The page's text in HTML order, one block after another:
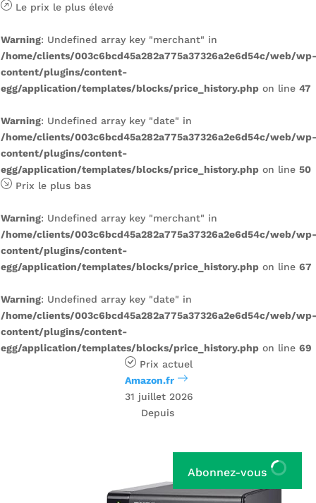
Le prix le plus élevé
Warning: Undefined array key "merchant" in
/home/clients/003c6bcd45a282a775a37326a2e6d54c/web/
content/plugins/content-
egg/application/templates/blocks/price_history.php on line47
Warning: Undefined array key "date" in
/home/clients/003c6bcd45a282a775a37326a2e6d54c/web/
content/plugins/content-
egg/application/templates/blocks/price_history.php on line50
Prix ​​le plus bas
Warning: Undefined array key "merchant" in
/home/clients/003c6bcd45a282a775a37326a2e6d54c/web/
content/plugins/content-
egg/application/templates/blocks/price_history.php on line67
Warning: Undefined array key "date" in
/home/clients/003c6bcd45a282a775a37326a2e6d54c/web/
content/plugins/content-
egg/application/templates/blocks/price_history.php on line69
Prix ​​actuel
Amazon.fr
31 juillet 2026
Depuis
Abonnez-vous